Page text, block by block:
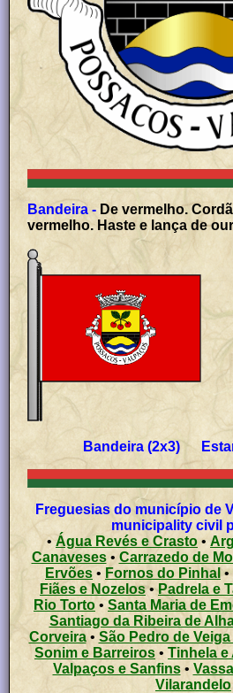
Bandeira - De vermelho.
vermelho. Haste e lança de
Bandeira (2x3)
Freguesias do município de
municipality civil
•Água Revés e Crasto •
Canaveses• Carrazedo de
Ervões • Fornos do Pinhal •
Fiães e Nozelos•Padrela e
Rio Torto •Santa Maria de
Santiago da Ribeira de
Corveira• São Pedro de
Sonim e Barreiros • Tinhela
Valpaços e Sanfins• Vassal
Vilarandelo